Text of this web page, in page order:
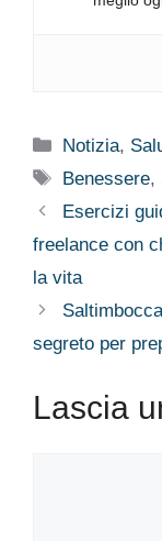
Categorie
Notizia,
Tag
Benessere,
Esercizi
freelance con
la vita
segreto per
Lascia